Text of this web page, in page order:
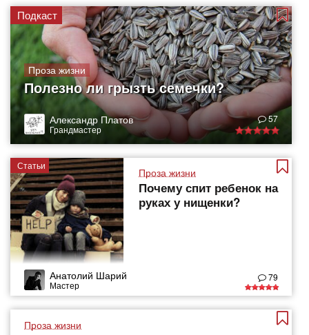
Подкаст
Проза жизни
Полезно ли грызть семечки?
Александр Платов
Грандмастер
57
Статьи
Проза жизни
Почему спит ребенок на
руках у нищенки?
Анатолий Шарий
Мастер
79
Проза жизни